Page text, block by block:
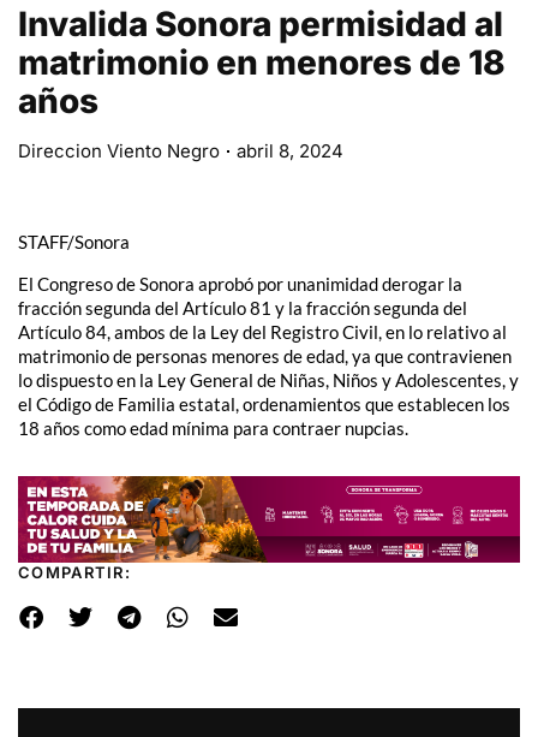
Invalida Sonora permisidad al
matrimonio en menores de 18
años
Direccion Viento Negro abril 8, 2024
STAFF/Sonora
El Congreso de Sonora aprobó por unanimidad derogar la
fracción segunda del Artículo 81 y la fracción segunda del
Artículo 84, ambos de la Ley del Registro Civil, en lo relativo al
matrimonio de personas menores de edad, ya que contravienen
lo dispuesto en la Ley General de Niñas, Niños y Adolescentes, y
el Código de Familia estatal, ordenamientos que establecen los
18 años como edad mínima para contraer nupcias.
COMPARTIR: